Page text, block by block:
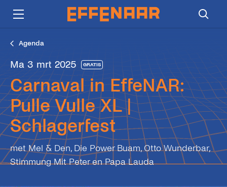
Agenda
ma 3 mrt 2025 GRATIS
Carnaval in EffeNAR:
Pulle Vulle XL |
Schlagerfest
met Mel & Den, Die Power Buam, Otto Wunderbar,
Stimmung Mit Peter en Papa Lauda